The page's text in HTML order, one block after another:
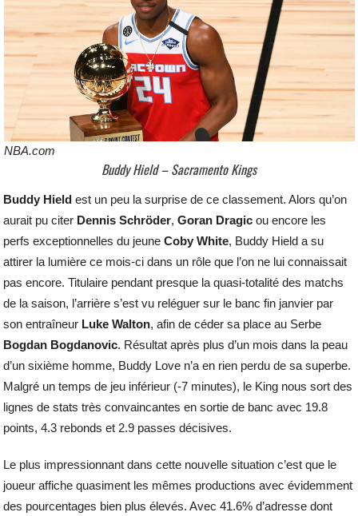
NBA.com
Buddy Hield – Sacramento Kings
Buddy Hield est un peu la surprise de ce classement. Alors qu’on
aurait pu citer Dennis Schröder,Goran Dragic ou encore les
perfs exceptionnelles du jeuneCoby White, Buddy Hield a su
attirer la lumière ce mois-ci dans un rôle que l’on ne lui connaissait
pas encore. Titulaire pendant presque la quasi-totalité des matchs
de la saison, l’arrière s’est vu reléguer sur le banc fin janvier par
son entraîneur Luke Walton, afin de céder sa place au Serbe
Bogdan Bogdanovic. Résultat après plus d’un mois dans la peau
d’un sixième homme, Buddy Love n’a en rien perdu de sa superbe.
Malgré un temps de jeu inférieur (-7 minutes), le King nous sort des
lignes de stats très convaincantes en sortie de banc avec 19.8
points, 4.3 rebonds et 2.9 passes décisives.
Le plus impressionnant dans cette nouvelle situation c’est que le
joueur affiche quasiment les mêmes productions avec évidemment
des pourcentages bien plus élevés. Avec 41.6% d’adresse dont